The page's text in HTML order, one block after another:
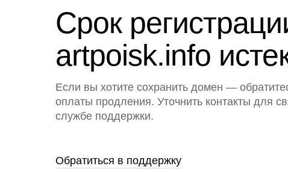
Срок
artpoisk.info
Если вы хотите сохранить домен —
оплаты продления. Уточнить контакты для
службе поддержки.
Обратиться в поддержку